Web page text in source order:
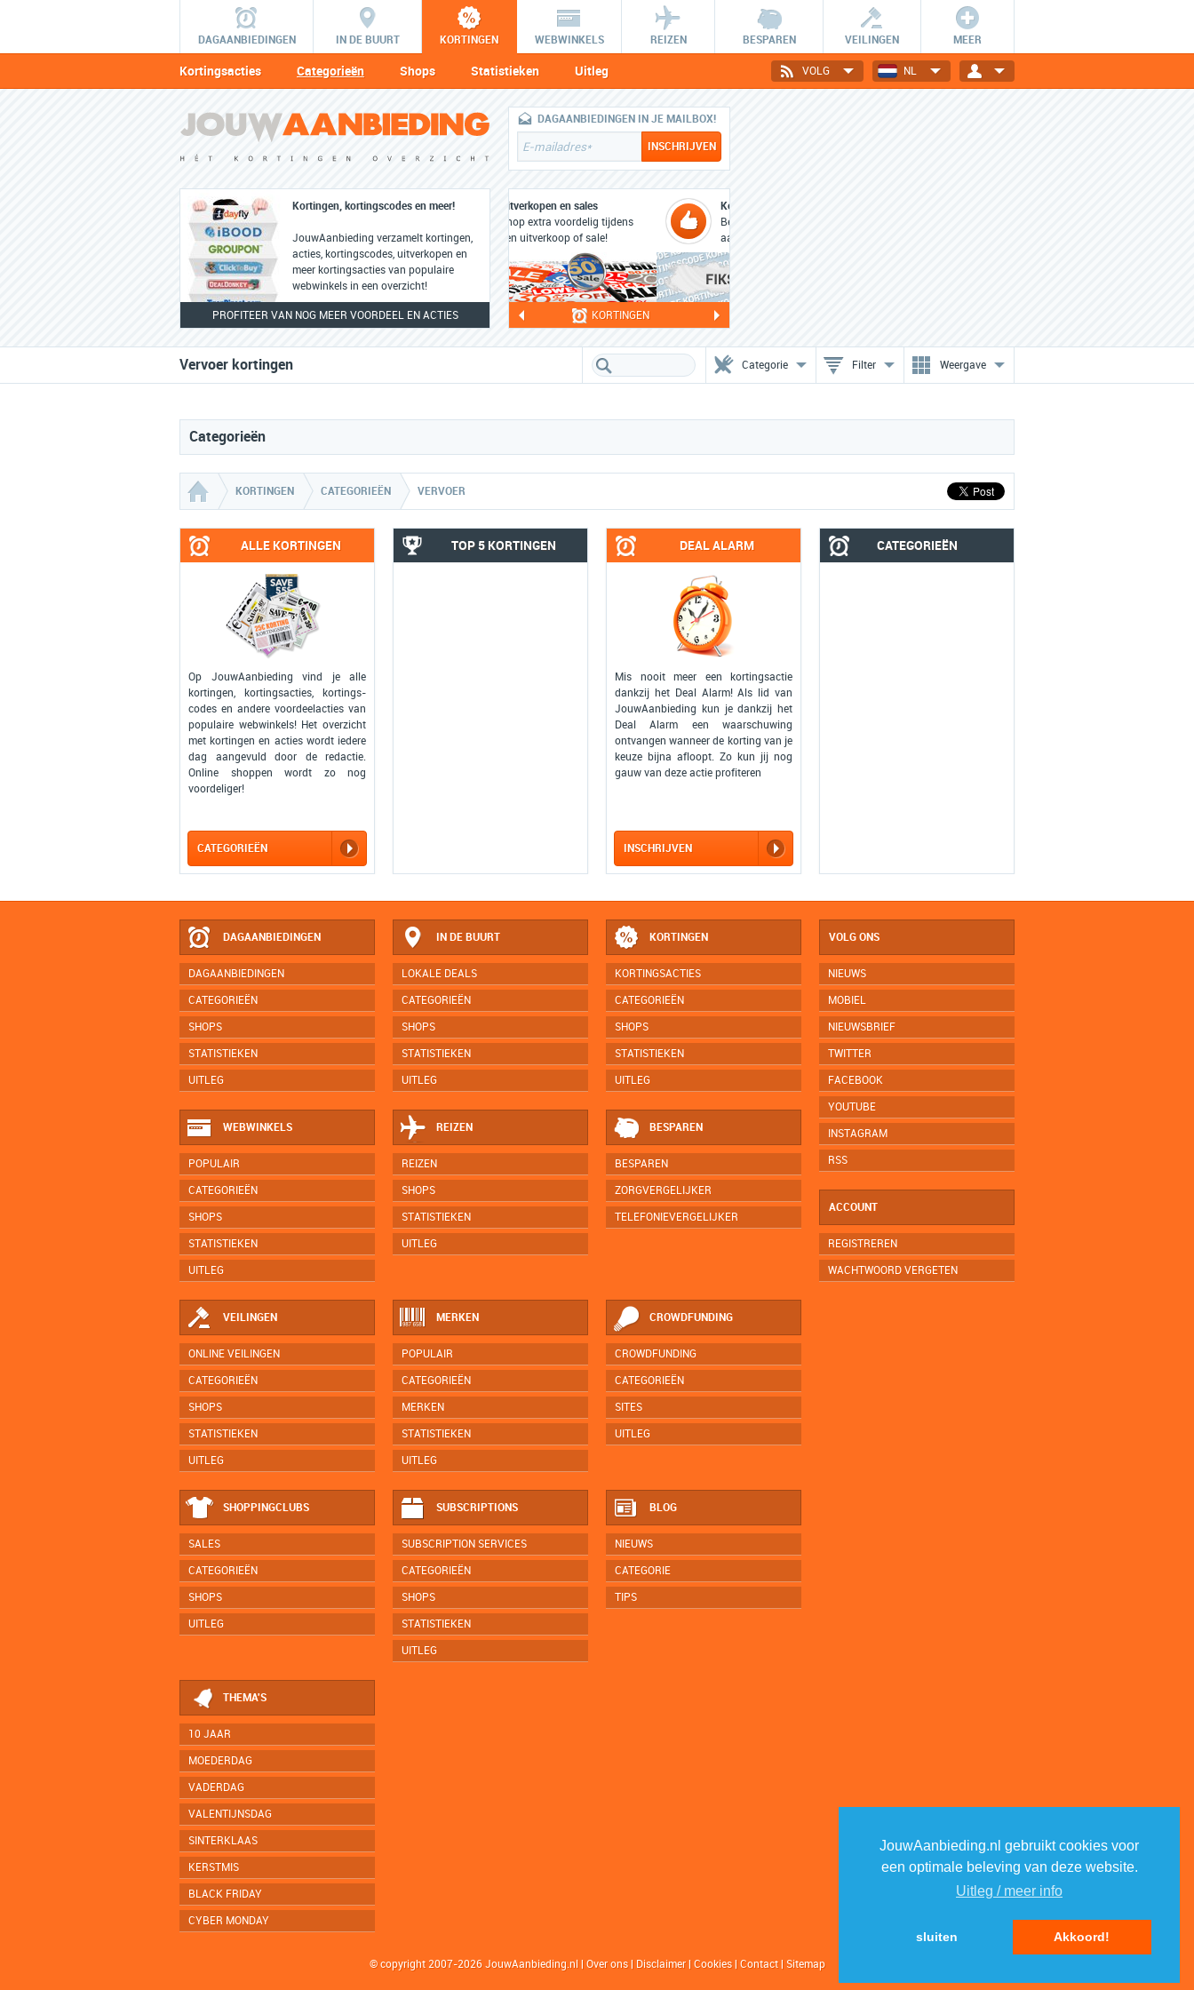
JouwAanbieding.nl gebruikt cookies voor
een optimale beleving van deze website.
Uitleg / meer info
sluiten Akkoord!
DAGAANBIEDINGEN IN DE BUURT KORTINGEN WEBWINKELS REIZEN BESPAREN VEILINGEN MEER
Kortingsacties Categorieën Shops Statistieken Uitleg NL
VOLG
Kortingen, kortingscodes en meer!
JouwAanbieding verzamelt kortingen,
acties, kortingscodes, uitverkopen en
meer kortingsacties van populaire
webwinkels in een overzicht!
PROFITEER VAN NOG MEER VOORDEEL EN ACTIES
DAGAANBIEDINGEN IN JE MAILBOX!
Kortingscodes
Bespaar op je online
aankopen met een
kortingscode!
KORTINGEN
Vervoer kortingen Categorie Filter Weergave
Categorieën
KORTINGEN CATEGORIEËN VERVOER
ALLE KORTINGEN
Op JouwAanbieding vind je alle
kortingen, kortingsacties, kortings-
codes en andere voordeelacties van
populaire webwinkels! Het overzicht
met kortingen en acties wordt iedere
dag aangevuld door de redactie.
Online shoppen wordt zo nog
voordeliger!
CATEGORIEËN
TOP 5 KORTINGEN DEAL ALARM
Mis nooit meer een kortingsactie
dankzij het Deal Alarm! Als lid van
JouwAanbieding kun je dankzij het
Deal Alarm een waarschuwing
ontvangen wanneer de korting van je
keuze bijna afloopt. Zo kun jij nog
gauw van deze actie profiteren
INSCHRIJVEN
CATEGORIEËN
DAGAANBIEDINGEN
DAGAANBIEDINGEN
CATEGORIEËN
SHOPS
STATISTIEKEN
UITLEG
IN DE BUURT
LOKALE DEALS
CATEGORIEËN
SHOPS
STATISTIEKEN
UITLEG
KORTINGEN
KORTINGSACTIES
CATEGORIEËN
SHOPS
STATISTIEKEN
UITLEG
WEBWINKELS
POPULAIR
CATEGORIEËN
SHOPS
STATISTIEKEN
UITLEG
REIZEN
REIZEN
SHOPS
STATISTIEKEN
UITLEG
BESPAREN
BESPAREN
ZORGVERGELIJKER
TELEFONIEVERGELIJKER
VEILINGEN
ONLINE VEILINGEN
CATEGORIEËN
SHOPS
STATISTIEKEN
UITLEG
MERKEN
POPULAIR
CATEGORIEËN
MERKEN
STATISTIEKEN
UITLEG
CROWDFUNDING
CROWDFUNDING
CATEGORIEËN
SITES
UITLEG
SHOPPINGCLUBS
SALES
CATEGORIEËN
SHOPS
UITLEG
SUBSCRIPTIONS
SUBSCRIPTION SERVICES
CATEGORIEËN
SHOPS
STATISTIEKEN
UITLEG
BLOG
NIEUWS
CATEGORIE
TIPS
THEMA'S
10 JAAR
MOEDERDAG
VADERDAG
VALENTIJNSDAG
SINTERKLAAS
KERSTMIS
BLACK FRIDAY
CYBER MONDAY
VOLG ONS
NIEUWS
MOBIEL
NIEUWSBRIEF
TWITTER
FACEBOOK
YOUTUBE
INSTAGRAM
RSS
ACCOUNT
REGISTREREN
WACHTWOORD VERGETEN
© copyright 2007-2026 JouwAanbieding.nl| Over ons| Disclaimer|Cookies| Contact| Sitemap